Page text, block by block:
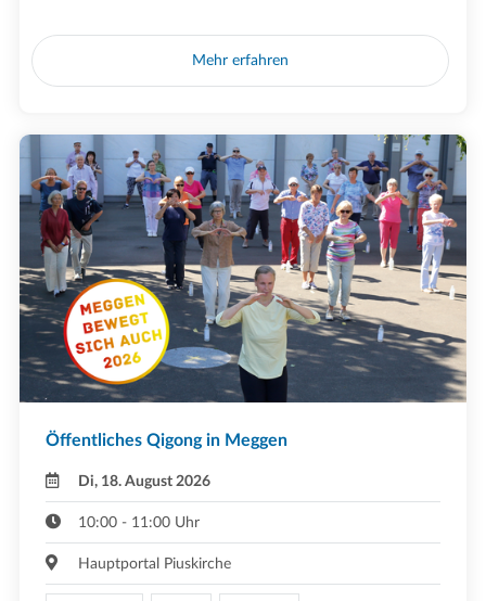
Mehr erfahren
Öffentliches Qigong in Meggen
Di, 18. August 2026
10:00 - 11:00 Uhr
Hauptportal Piuskirche